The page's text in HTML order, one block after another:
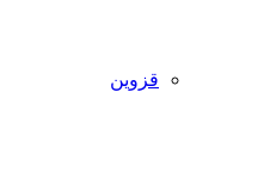
قزوین